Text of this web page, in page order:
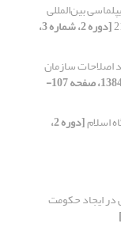
بین‌المللی
[دوره 2، شماره 3،
اصلاحات سازمان
[دوره 2، شماره 2، 1384، صفحه 107-
اسلام [دوره 2،
در ایجاد حکومت